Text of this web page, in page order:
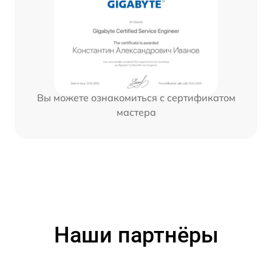
Вы можете ознакомиться с сертификатом
мастера
Наши партнёры